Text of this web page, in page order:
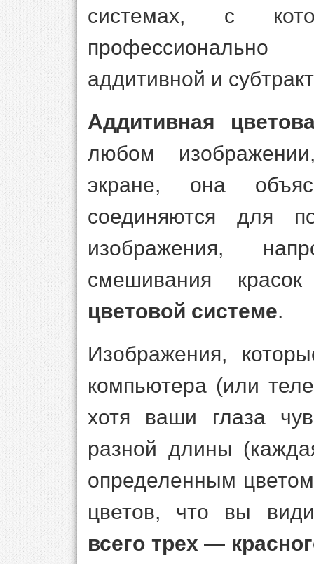
системах, с
аддитивной и
Аддитивная
любом
экране, она
соединяются для
изображения,
смешивания
цветовой системе.
Изображения,
компьютера (или
хотя ваши глаза
разной длины
определенным
цветов, что вы
всего трех —